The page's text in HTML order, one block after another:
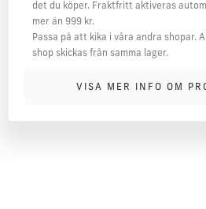
det du köper. Fraktfritt aktiveras
mer än 999 kr.
Passa på att kika i våra andra shopar.
shop skickas från samma lager.
MER INFORMATION
framprövad Essinge-smak!
VISA MER INFO OM